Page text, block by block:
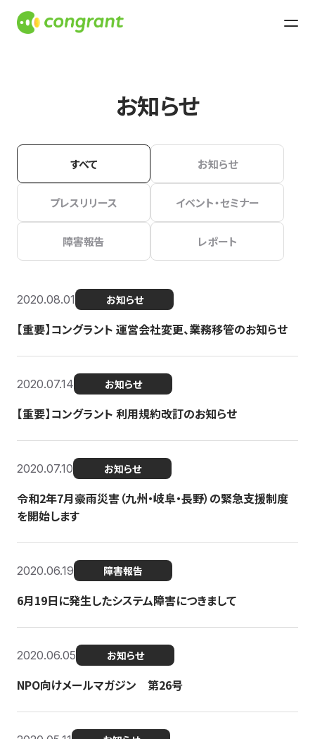
お知らせ
すべて お知らせ
プレスリリース イベント・セミナー
障害報告 レポート
2020.08.01 お知らせ
【重要】コングラント 運営会社変更、業務移管のお知らせ
2020.07.14 お知らせ
【重要】コングラント 利用規約改訂のお知らせ
2020.07.10 お知らせ
令和2年7月豪雨災害（九州・岐阜・長野）の緊急支援制度
を開始します
2020.06.19 障害報告
6月19日に発生したシステム障害につきまして
2020.06.05 お知らせ
NPO向けメールマガジン 第26号